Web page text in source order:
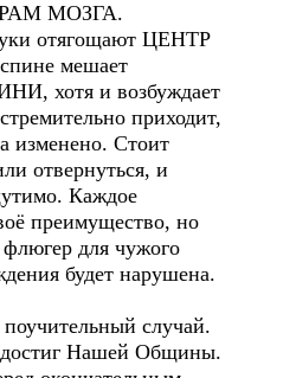
МОЗГА.
отягощают ЦЕНТР
мешает
хотя и возбуждает
приходит,
изменено. Стоит
отвернуться, и
Каждое
преимущество, но
флюгер для чужого
будет нарушена.
случай.
Нашей Общины.